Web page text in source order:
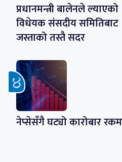
प्रधानमन्त्री बालेनले ल्याएको
विधेयक संसदीय समितिबाट
जस्ताको तस्तै सदर
नेप्सेसँगै घट्यो कारोबार रकम